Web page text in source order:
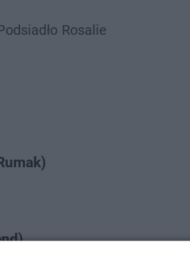
Rosalie